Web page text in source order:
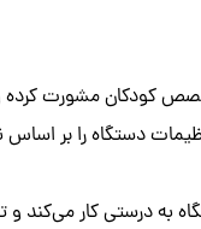
کودکان مشورت کرده
دستگاه را بر اساس
به درستی کار می‌کند و